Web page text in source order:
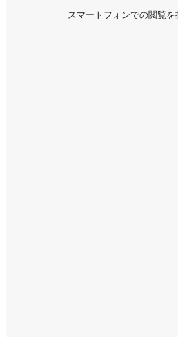
スマートフォンでの閲覧を